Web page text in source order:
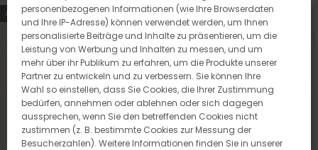
Direkt
zu
Filterkriterien
springen
Überspringen
und
filtern
nach
NEUHEITEN NEUHEITEN
personenbezogenen Informationen (wie Ihre Browserdaten
und Ihre IP-Adresse) können verwendet werden, um Ihnen
personalisierte Beiträge und Inhalte zu präsentieren, um die
Leistung von Werbung und Inhalten zu messen, und um
mehr über ihr Publikum zu erfahren, um die Produkte unserer
Partner zu entwickeln und zu verbessern. Sie können Ihre
Wahl so einstellen, dass Sie Cookies, die Ihrer Zustimmung
bedürfen, annehmen oder ablehnen oder sich dagegen
aussprechen, wenn Sie den betreffenden Cookies nicht
zustimmen (z. B. bestimmte Cookies zur Messung der
Besucherzahlen). Weitere Informationen finden Sie in unserer